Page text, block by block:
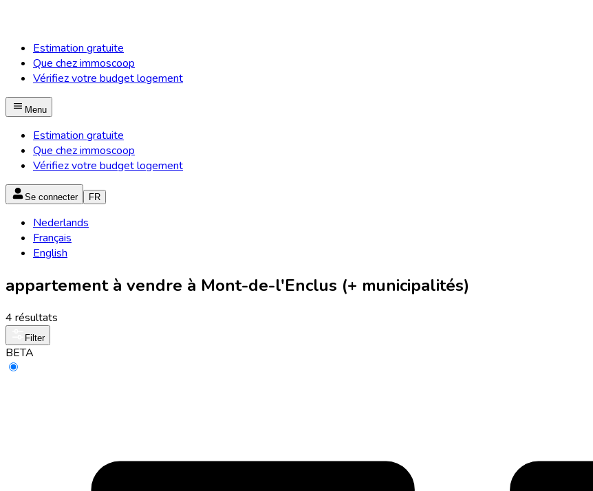
Estimation gratuite
Que chez immoscoop
Vérifiez votre budget logement
Menu
Estimation gratuite
Que chez immoscoop
Vérifiez votre budget logement
Se connecter FR
Nederlands
Français
English
appartement à vendre à Mont-de-l'Enclus (+ municipalités)
4 résultats
Filter
BETA